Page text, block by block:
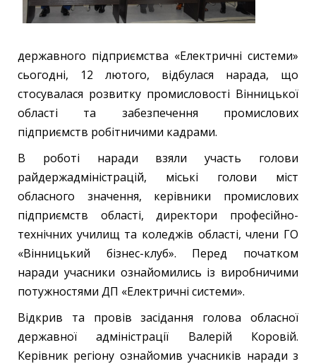
державного підприємства «Електричні системи»
сьогодні, 12 лютого, відбулася нарада, що
стосувалася розвитку промисловості Вінницької
області та забезпечення промислових
підприємств робітничими кадрами.
В роботі наради взяли участь голови
райдержадміністрацій, міські голови міст
обласного значення, керівники промислових
підприємств області, директори професійно-
технічних училищ та коледжів області, члени ГО
«Вінницький бізнес-клуб». Перед початком
наради учасники ознайомились із виробничими
потужностями ДП «Електричні системи».
Відкрив та провів засідання голова обласної
державної адміністрації Валерій Коровій.
Керівник регіону ознайомив учасників наради з